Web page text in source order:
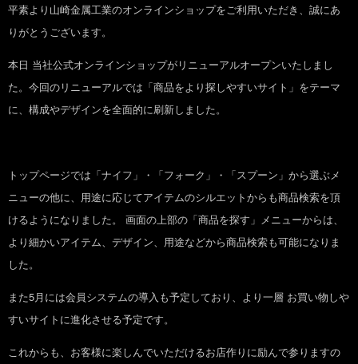
平素より山崎金属工業のオンラインショップをご利用いただき、誠にあ
りがとうございます。
本日 当社公式オンラインショップがリニューアルオープンいたしまし
た。今回のリニューアルでは「商品をより探しやすいサイト」をテーマ
に、構成やデザインを全面的に刷新しました。
トップページでは「ナイフ」・「フォーク」・「スプーン」から選ぶメ
ニューの他に、用途に応じてアイテムのシルエットからも商品検索を頂
けるようになりました。 画面の上部の「商品を探す」メニューからは、
より細かいアイテム、デザイン、用途などから商品検索も可能になりま
した。
また5月には会員システムの導入も予定しており、より一層 お買い物しや
すいサイトに進化させる予定です。
これからも、お客様に楽しんでいただけるお店作りに励んで参りますの